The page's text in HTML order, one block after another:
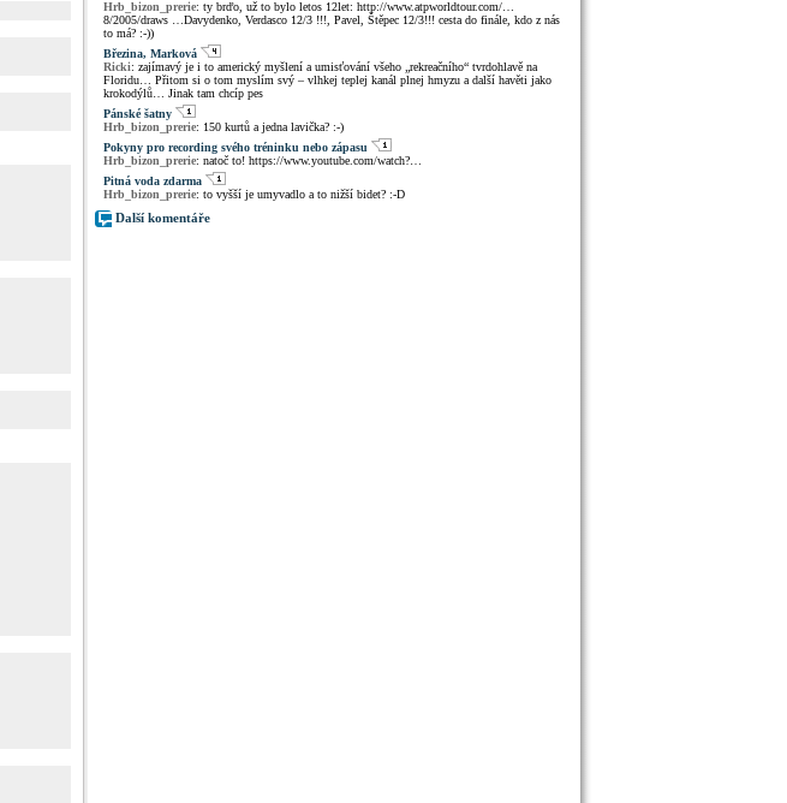
Hrb_bizon_prerie: ty brďo, už to bylo letos 12let: http://www.atpworldtour.com/…
8/2005/draws …Davydenko, Verdasco 12/3 !!!, Pavel, Štěpec 12/3!!! cesta do finále, kdo z nás
to má? :-))
Březina, Marková
Ricki: zajímavý je i to americký myšlení a umisťování všeho „rekreačního“ tvrdohlavě na
Floridu… Přitom si o tom myslím svý – vlhkej teplej kanál plnej hmyzu a další havěti jako
krokodýlů… Jinak tam chcíp pes
Pánské šatny
Hrb_bizon_prerie: 150 kurtů a jedna lavička? :-)
Pokyny pro recording svého tréninku nebo zápasu
Hrb_bizon_prerie: natoč to! https://www.youtube.com/watch?…
Pitná voda zdarma
Hrb_bizon_prerie: to vyšší je umyvadlo a to nižší bidet? :-D
Další komentáře